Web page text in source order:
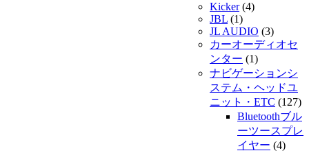
Kicker(4)
JBL (1)
JL AUDIO (3)
カーオーディオセ
ンター (1)
ナビゲーションシ
ステム・ヘッドユ
ニット・ETC (127)
Bluetoothブル
ーツースプレ
イヤー (4)